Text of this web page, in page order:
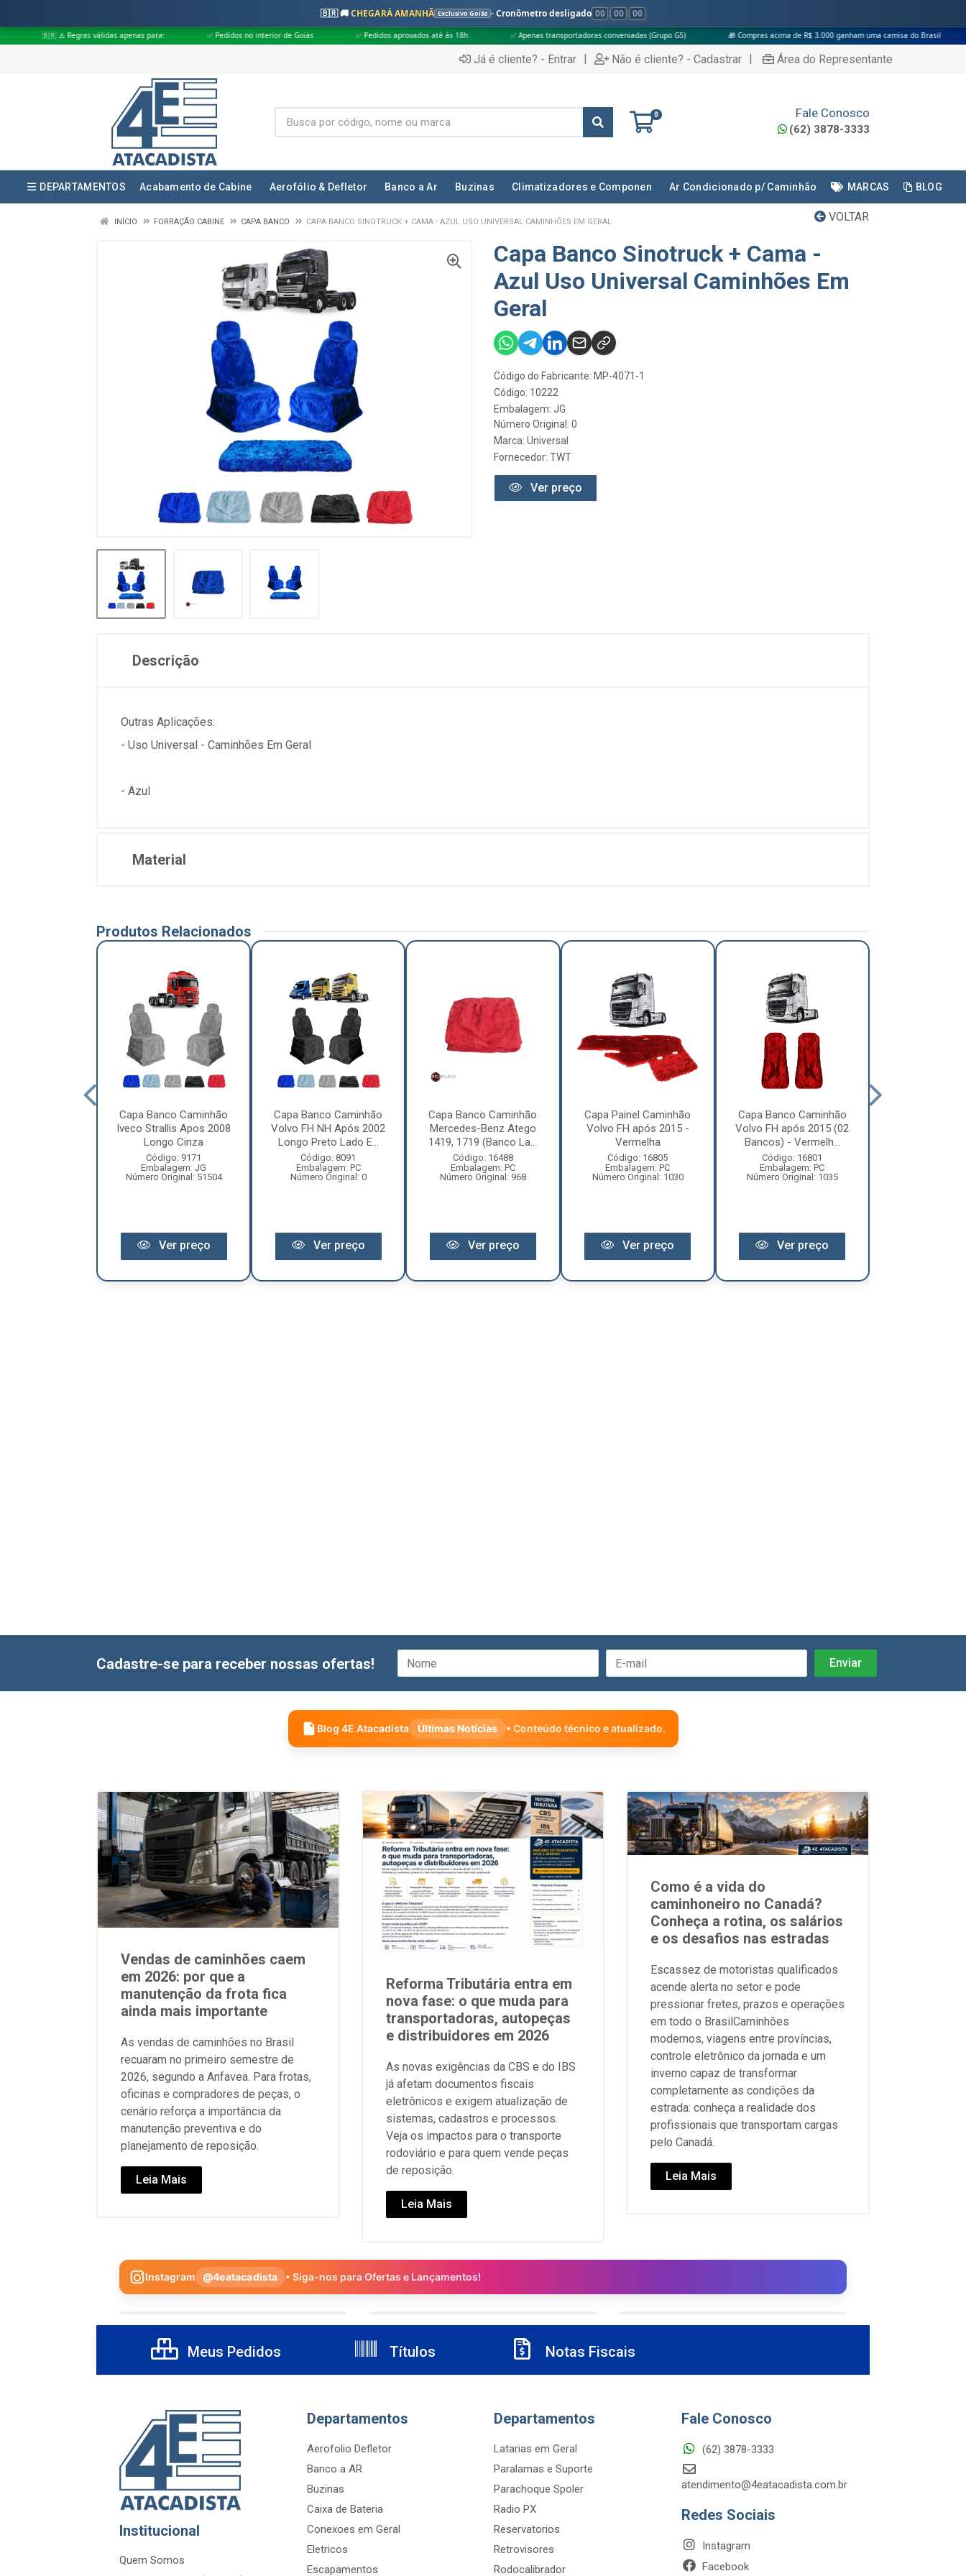
🇧🇷 🚚CHEGARÁ AMANHÃ Exclusivo Goiás - Cronômetro desligado 00 : 00 : 00
válidas apenas para: ✅ Pedidos no interior de Goiás ✅ Pedidos aprovados até às 18h ✅ Apenas transportadoras conveniadas (Grupo G5) 🎁 Compras acima de R$ 3.000 ganham uma camisa do Brasil
Já é cliente? - Entrar | Não é cliente? - Cadastrar | Área do Representante
0 Fale Conosco
(62) 3878-3333
DEPARTAMENTOS Acabamento de Cabine Aerofólio & Defletor Banco a Ar Buzinas Climatizadores e Componen Ar Condicionado p/ Caminhão MARCAS BLOG
VOLTAR
INÍCIO FORRAÇÃO CABINE CAPA BANCO CAPA BANCO SINOTRUCK + CAMA - AZUL USO UNIVERSAL CAMINHÕES EM GERAL
Capa Banco Sinotruck + Cama -
Azul Uso Universal Caminhões Em
Geral
Código do Fabricante: MP-4071-1
Código: 10222
Embalagem: JG
Número Original: 0
Marca: Universal
Fornecedor: TWT
Ver preço
Descrição
Outras Aplicações:
- Uso Universal - Caminhões Em Geral
- Azul
Material
Produtos Relacionados
Capa Banco Caminhão
Iveco Strallis Apos 2008
Longo Cinza
Código: 9171
Embalagem: JG
Número Original: 51504
Ver preço
Capa Banco Caminhão
Volvo FH NH Após 2002
Longo Preto Lado E...
Código: 8091
Embalagem: PC
Número Original: 0
Ver preço
Capa Banco Caminhão
Mercedes-Benz Atego
1419, 1719 (Banco La...
Código: 16488
Embalagem: PC
Número Original: 968
Ver preço
Capa Painel Caminhão
Volvo FH após 2015 -
Vermelha
Código: 16805
Embalagem: PC
Número Original: 1030
Ver preço
Capa Banco Caminhão
Volvo FH após 2015 (02
Bancos) - Vermelh...
Código: 16801
Embalagem: PC
Número Original: 1035
Ver preço
Cadastre-se para receber nossas ofertas!
Blog 4E Atacadista Últimas Notícias • Conteúdo técnico e atualizado.
Vendas de caminhões caem
em 2026: por que a
manutenção da frota fica
ainda mais importante
As vendas de caminhões no Brasil
recuaram no primeiro semestre de
2026, segundo a Anfavea. Para frotas,
oficinas e compradores de peças, o
cenário reforça a importância da
manutenção preventiva e do
planejamento de reposição.
Leia Mais
Reforma Tributária entra em
nova fase: o que muda para
transportadoras, autopeças
e distribuidores em 2026
As novas exigências da CBS e do IBS
já afetam documentos fiscais
eletrônicos e exigem atualização de
sistemas, cadastros e processos.
Veja os impactos para o transporte
rodoviário e para quem vende peças
de reposição.
Leia Mais
Como é a vida do
caminhoneiro no Canadá?
Conheça a rotina, os salários
e os desafios nas estradas
Escassez de motoristas qualificados
acende alerta no setor e pode
pressionar fretes, prazos e operações
em todo o BrasilCaminhões
modernos, viagens entre províncias,
controle eletrônico da jornada e um
inverno capaz de transformar
completamente as condições da
estrada: conheça a realidade dos
profissionais que transportam cargas
pelo Canadá.
Leia Mais
Instagram @4eatacadista • Siga-nos para Ofertas e Lançamentos!
Meus Pedidos Títulos Notas Fiscais
Institucional
Quem Somos
Departamentos
Aerofolio Defletor
Banco a AR
Buzinas
Caixa de Bateria
Conexoes em Geral
Eletricos
Escapamentos
Departamentos
Latarias em Geral
Paralamas e Suporte
Parachoque Spoler
Radio PX
Reservatorios
Retrovisores
Rodocalibrador
Fale Conosco
(62) 3878-3333
atendimento@4eatacadista.com.br
Redes Sociais
Instagram
Facebook